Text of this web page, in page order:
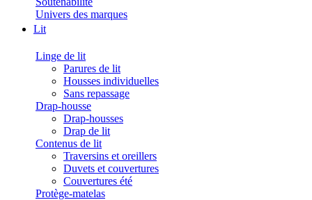
Univers des marques
Lit
Linge de lit
Parures de lit
Housses individuelles
Sans repassage
Drap-housse
Drap-housses
Drap de lit
Contenus de lit
Traversins et oreillers
Duvets et couvertures
Couvertures été
Protège-matelas